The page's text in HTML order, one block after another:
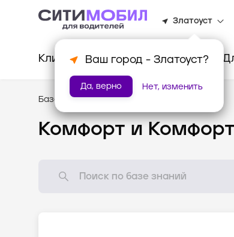
Златоуст
Ваш город - Златоуст?
Да, верно Нет, изменить
Клиентам Водителям
База знаний /Стандарты оказания услуг
Комфорт и